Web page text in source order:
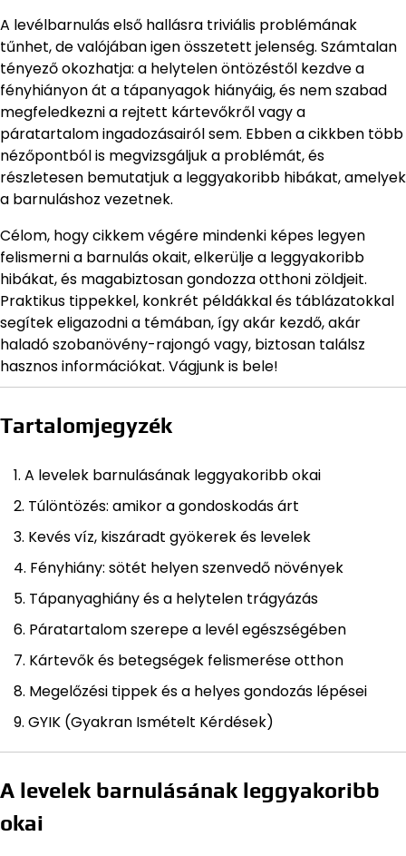
A levélbarnulás első hallásra triviális problémának
tűnhet, de valójában igen összetett jelenség. Számtalan
tényező okozhatja: a helytelen öntözéstől kezdve a
fényhiányon át a tápanyagok hiányáig, és nem szabad
megfeledkezni a rejtett kártevőkről vagy a
páratartalom ingadozásairól sem. Ebben a cikkben több
nézőpontból is megvizsgáljuk a problémát, és
részletesen bemutatjuk a leggyakoribb hibákat, amelyek
a barnuláshoz vezetnek.
Célom, hogy cikkem végére mindenki képes legyen
felismerni a barnulás okait, elkerülje a leggyakoribb
hibákat, és magabiztosan gondozza otthoni zöldjeit.
Praktikus tippekkel, konkrét példákkal és táblázatokkal
segítek eligazodni a témában, így akár kezdő, akár
haladó szobanövény-rajongó vagy, biztosan találsz
hasznos információkat. Vágjunk is bele!
Tartalomjegyzék
A levelek barnulásának leggyakoribb okai
Túlöntözés: amikor a gondoskodás árt
Kevés víz, kiszáradt gyökerek és levelek
Fényhiány: sötét helyen szenvedő növények
Tápanyaghiány és a helytelen trágyázás
Páratartalom szerepe a levél egészségében
Kártevők és betegségek felismerése otthon
Megelőzési tippek és a helyes gondozás lépései
GYIK (Gyakran Ismételt Kérdések)
A levelek barnulásának leggyakoribb
okai